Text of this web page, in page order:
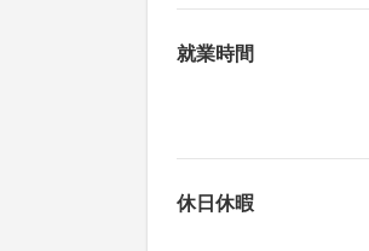
就業時間
休日休暇